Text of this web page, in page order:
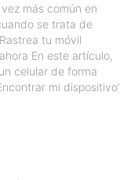
más común en
se trata de
tu móvil
En este artículo,
celular de forma
mi dispositivo’